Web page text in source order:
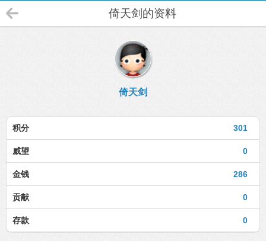
倚天剑的资料
倚天剑
301
积分
0
威望
286
金钱
0
贡献
0
存款